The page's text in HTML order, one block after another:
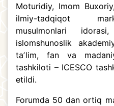
Moturidiy, Imom
ilmiy-tadqiqot
musulmonlari
islomshunoslik
taʼlim, fan va
tashkiloti – ICESCO
etildi.
Forumda 50 dan ortiq